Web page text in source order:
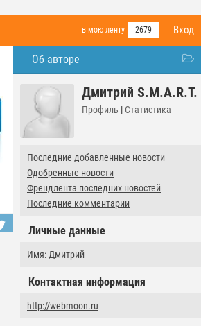
Вход
в мою ленту 2679
Об авторе
Дмитрий S.M.A.R.T.
Профиль | Статистика
Последние добавленные новости
Одобренные новости
Френдлента последних новостей
Последние комментарии
Личные данные
Имя: Дмитрий
Контактная информация
http://webmoon.ru